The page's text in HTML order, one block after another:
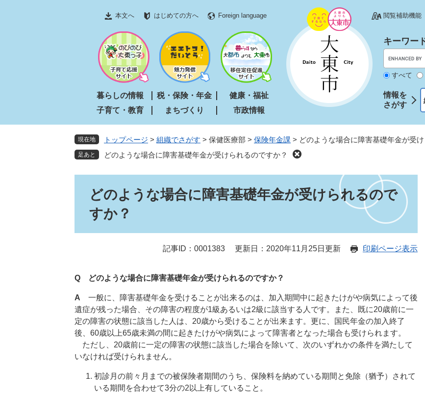
文
本文へ はじめての方へ Foreign language 閲覧補助機能
暮らしの情報 税・保険・年金
健康・福祉
子育て・教育
まちづくり 市政情報
キーワー
すべて
情報を
さがす
現在地 トップページ > 組織でさがす > 保健医療部 > 保険年金課 > どのような場合に障害基礎年金が受
どのような場合に障害基礎年金が受けられるのですか？
どのような場合に障害基礎年金が受けられるので
すか？
記事ID：0001383 更新日：2020年11月25日更新 印刷ページ表示
Q どのような場合に障害基礎年金が受けられるのですか？
A 一般に、障害基礎年金を受けることが出来るのは、加入期間中に起きたけがや病気によって後
遺症が残った場合、その障害の程度が1級あるいは2級に該当する人です。また、既に20歳前に一
定の障害の状態に該当した人は、20歳から受けることが出来ます。更に、国民年金の加入終了
後、60歳以上65歳未満の間に起きたけがや病気によって障害者となった場合も受けられます。
ただし、20歳前に一定の障害の状態に該当した場合を除いて、次のいずれかの条件を満たして
いなければ受けられません。
初診月の前々月までの被保険者期間のうち、保険料を納めている期間と免除（猶予）されて
いる期間を合わせて3分の2以上有していること。